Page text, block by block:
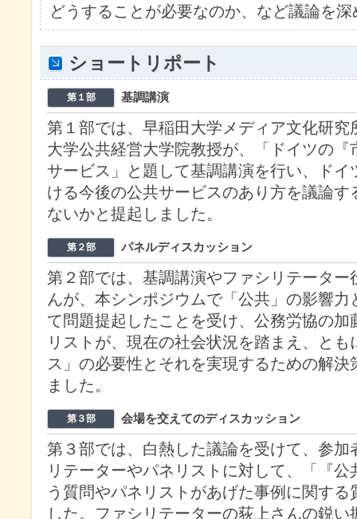
どうすることが必要なのか、など議論を
ショートリポート
第１部 基調講演
第１部では、早稲田大学メディア文化研究
大学公共経営大学院教授が、「ドイツの
サービス」と題して基調講演を行い、ド
ける今後の公共サービスのあり方を議論
ないかと提起しました。
第２部 パネルディスカッション
第２部では、基調講演やファシリテーター
んが、本シンポジウムで「公共」の影響
て問題提起したことを受け、公務労協の
リストが、現在の社会状況を踏まえ、と
ス」の必要性とそれを実現するための解
ました。
第３部 会場を交えてのディスカッション
第３部では、白熱した議論を受けて、参加
リテーターやパネリストに対して、「『
う質問やパネリストがあげた事例に関す
した。ファシリテーターの荻上さんの鋭